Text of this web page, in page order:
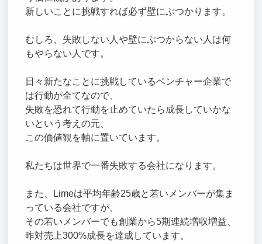
新しいことに挑戦すれば必ず壁にぶつかります。
むしろ、失敗しない人や壁にぶつからない人は何
もやらない人です。
日々新たなことに挑戦しているベンチャー企業で
は行動が全てなので、
失敗を恐れて行動を止めていたら成長していかな
いという考えの元、
この価値観を軸に置いています。
私たちは世界で一番失敗する会社になります。
また、Limeは平均年齢25歳と若いメンバーが集ま
っている会社ですが、
その若いメンバーでも創業から5期連続増収増益、
昨対売上300%成長を達成しています。